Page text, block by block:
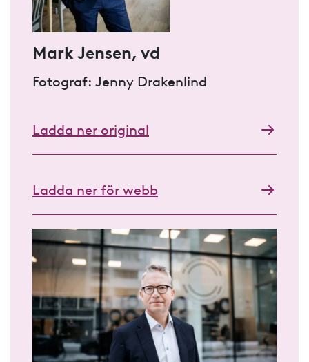
Mark Jensen, vd
Fotograf: Jenny Drakenlind
Ladda ner original
Ladda ner för webb